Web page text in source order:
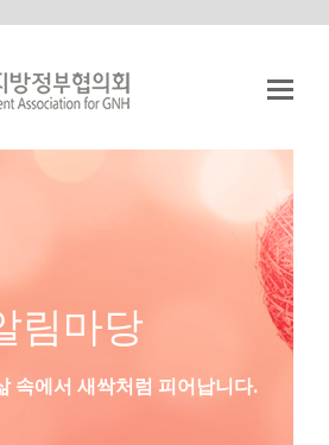
림마당
속에서 새싹처럼 피어납니다.